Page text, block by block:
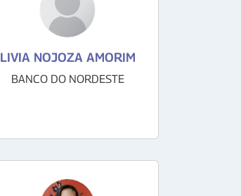
LIVIA NOJOZA AMORIM
BANCO DO NORDESTE